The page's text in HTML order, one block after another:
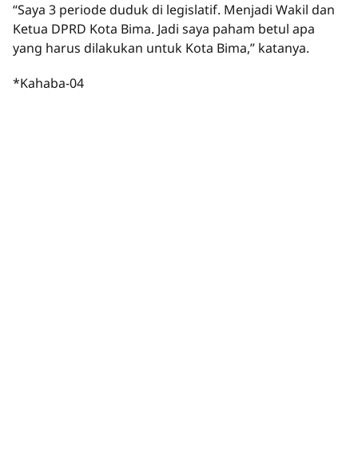
“Saya 3 periode duduk di legislatif. Menjadi Wakil dan
Ketua DPRD Kota Bima. Jadi saya paham betul apa
yang harus dilakukan untuk Kota Bima,” katanya.
*Kahaba-04